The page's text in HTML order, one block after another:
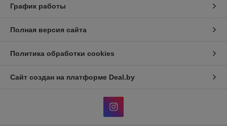
График работы
Полная версия сайта
Политика обработки cookies
Сайт создан на платформе Deal.by